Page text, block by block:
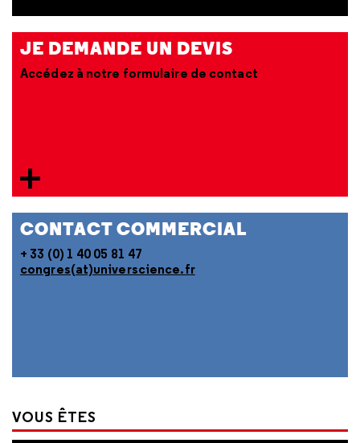
JE DEMANDE UN DEVIS
Accédez à notre formulaire de contact
CONTACT COMMERCIAL
+ 33 (0) 1 40 05 81 47
congres(at)universcience.fr
VOUS ÊTES